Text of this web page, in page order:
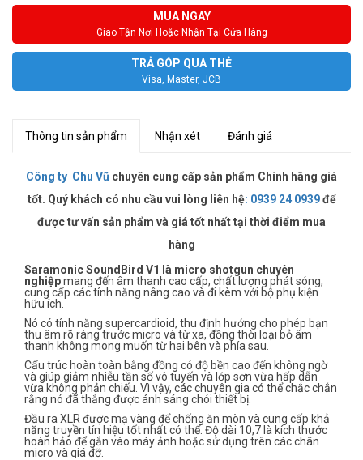
MUA NGAY
Giao Tận Nơi Hoặc Nhận Tại Cửa Hàng
TRẢ GÓP QUA THẺ
Visa, Master, JCB
Thông tin sản phẩm Nhận xét Đánh giá
Công ty Chu Vũ chuyên cung cấp sản phẩm Chính hãng giá
tốt. Quý khách có nhu cầu vui lòng liên hệ: 0939 24 0939 để
được tư vấn sản phẩm và giá tốt nhất tại thời điểm mua
hàng
Saramonic SoundBird V1 là micro shotgun chuyên
nghiệpmang đến âm thanh cao cấp, chất lượng phát sóng,
cung cấp các tính năng nâng cao và đi kèm với bộ phụ kiện
hữu ích.
Nó có tính năng supercardioid, thu định hướng cho phép bạn
thu âm rõ ràng trước micro và từ xa, đồng thời loại bỏ âm
thanh không mong muốn từ hai bên và phía sau.
Cấu trúc hoàn toàn bằng đồng có độ bền cao đến không ngờ
và giúp giảm nhiễu tần số vô tuyến và lớp sơn vừa hấp dẫn
vừa không phản chiếu. Vì vậy, các chuyên gia có thể chắc chắn
rằng nó đã thắng được ánh sáng chói thiết bị.
Đầu ra XLR được mạ vàng để chống ăn mòn và cung cấp khả
năng truyền tín hiệu tốt nhất có thể. Độ dài 10,7 là kích thước
hoàn hảo để gắn vào máy ảnh hoặc sử dụng trên các chân
micro và giá đỡ.